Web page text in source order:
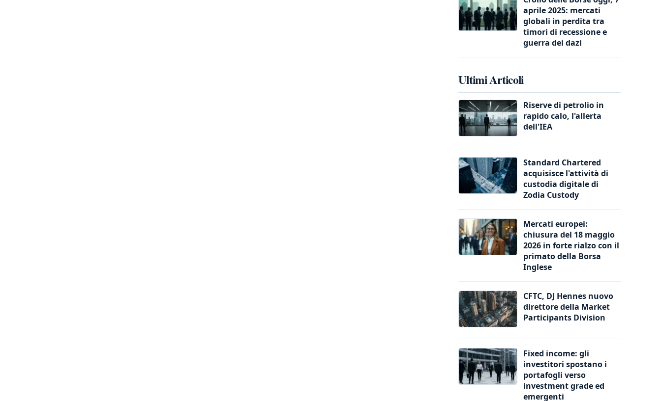
aprile 2025: mercati
globali in perdita tra
timori di recessione e
guerra dei dazi
Ultimi Articoli
Riserve di petrolio in
rapido calo, l'allerta
dell'IEA
Standard Chartered
acquisisce l'attività di
custodia digitale di
Zodia Custody
Mercati europei:
chiusura del 18 maggio
2026 in forte rialzo con il
primato della Borsa
Inglese
CFTC, DJ Hennes nuovo
direttore della Market
Participants Division
Fixed income: gli
investitori spostano i
portafogli verso
investment grade ed
emergenti